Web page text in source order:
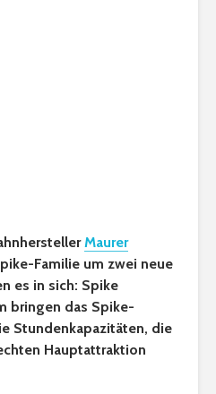
Maurer
Familie um zwei neue
es in sich: Spike
bringen das Spike-
Stundenkapazitäten, die
Hauptattraktion